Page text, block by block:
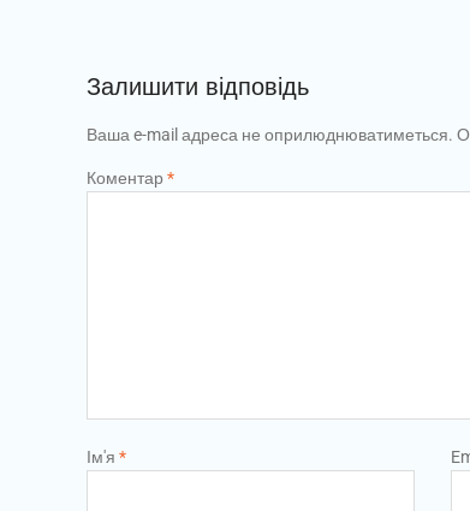
Залишити відповідь
Ваша e-mail адреса не оприлюднюватиметься.
Коментар*
Ім'я *